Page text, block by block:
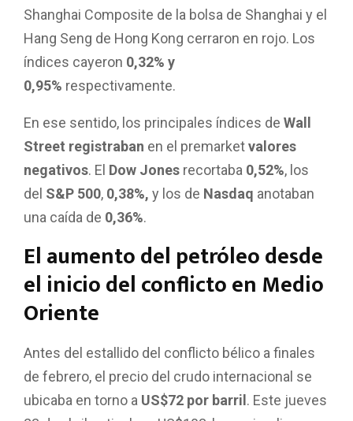
Shanghai Composite de la bolsa de Shanghai y el
Hang Seng de Hong Kong cerraron en rojo. Los
índices cayeron 0,32% y
0,95% respectivamente.
En ese sentido, los principales índices de Wall
Street registraban en el premarketvalores
negativos. El Dow Jones recortaba 0,52%, los
del S&P 500, 0,38%, y los de Nasdaq anotaban
una caída de 0,36%.
El aumento del petróleo desde
el inicio del conflicto en Medio
Oriente
Antes del estallido del conflicto bélico a finales
de febrero, el precio del crudo internacional se
ubicaba en torno a US$72 por barril . Este jueves